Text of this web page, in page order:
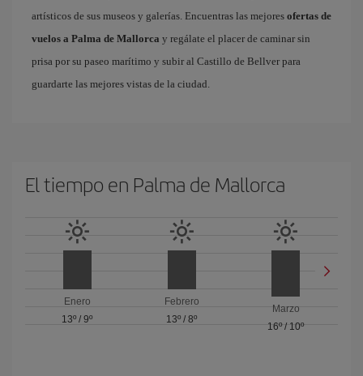
artísticos de sus museos y galerías. Encuentras las mejores ofertas de
vuelos a Palma de Mallorca y regálate el placer de caminar sin
prisa por su paseo marítimo y subir al Castillo de Bellver para
guardarte las mejores vistas de la ciudad.
El tiempo en Palma de Mallorca
Enero
13º /9º
Febrero
13º / 8º
Marzo
16º/ 10º